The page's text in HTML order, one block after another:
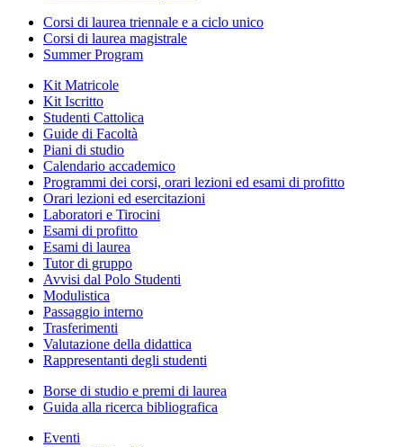
Corsi di laurea triennale e a ciclo unico
Corsi di laurea magistrale
Summer Program
Kit Matricole
Kit Iscritto
Studenti Cattolica
Guide di Facoltà
Piani di studio
Calendario accademico
Programmi dei corsi, orari lezioni ed esami di profitto
Orari lezioni ed esercitazioni
Laboratori e Tirocini
Esami di profitto
Esami di laurea
Tutor di gruppo
Avvisi dal Polo Studenti
Modulistica
Passaggio interno
Trasferimenti
Valutazione della didattica
Rappresentanti degli studenti
Borse di studio e premi di laurea
Guida alla ricerca bibliografica
Eventi